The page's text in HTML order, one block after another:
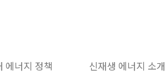
에너지 정책 신재생 에너지 소개